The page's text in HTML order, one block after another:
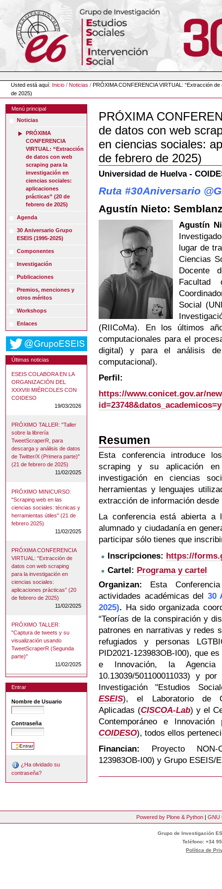
contenido.
navegación
Herramientas
Personales
Usted está aquí: Inicio /Noticias /PRÓXIMA CONFERENCIA VIRTUAL: “Extracción
de 2025)
Menú principal
Noticias
PRÓXIMA
CONFERENCIA
VIRTUAL: “Extracción
de datos con web
scraping para la
investigación en
ciencias sociales:
aplicaciones
prácticas” (20 de
febrero de 2025)
Agenda
30 Aniversario Grupo
ESEIS (1995-2025)
Componentes
Investigación
Publicaciones
Premios, menciones y
otros méritos
Workshops
Enlaces
Últimas noticias
ESEIS COLABORA EN LA
ORGANIZACIÓN DEL
XXXVIII MIÉRCOLES CON
COIDESO
19/03/2026
PRÓXIMO TALLER: "Taller
sobre la librería
TweetScraperR, para
descarga y análisis de datos
de Twitter/X (Primera parte)"
(21 de febrero de 2025)
11/02/2025
PRÓXIMO MINICURSO:
"Scraping web en las
ciencias sociales: técnicas y
herramientas útiles" (21 de
febrero 2025)
11/02/2025
PRÓXIMA CONFERENCIA
VIRTUAL: “Extracción de
datos con web scraping
para la investigación en
ciencias sociales:
aplicaciones prácticas” (20
de febrero de 2025)
11/02/2025
PRÓXIMO TALLER:
"Captura de tweets y su
visualización usando
TweetScraperR (Segunda
parte)"
11/02/2025
Entrar
Nombre de Usuario
Contraseña
¿Ha olvidado su
contraseña?
PRÓXIMA
de datos con web
en ciencias sociales:
de febrero de 2025)
Universidad de Huelva -
Ruta #30Aniversario
Agustín Nieto:
Agustín
lugar de
Ciencias
Docente
Facultad
Social
(RIICoMa). En los últimos
computacionales para el
digital) y para el análisis de
computacional).
Perfil:
https://www.conicet.gov.ar/
Resumen
Esta conferencia introduce
scraping y su aplicación
investigación en ciencias
herramientas y lenguajes
extracción de información
La conferencia está abierta a
alumnado y ciudadanía en
participar sólo tienes que
Inscripciones: https://
Cartel: Programa y cartel
Organizan:
Esta
actividades académicas del 30
2025). Ha sido organizada
“Teorías de la conspiración y
patrones en narrativas y redes
refugiados y personas
PID2021-123983OB-I00), que
e Innovación, la Agencia
10.13039/501100011033) y
Investigación "Estudios
ESEIS),el Laboratorio de
Aplicadas (CISCOA-Lab) yel
Contemporáneo e
COIDESO), todos ellos
Financian:
Proyecto NON-
123983OB-I00) yGrupo ESEIS/
Powered by Plone & Python | GNU
Grupo de Investigación
Teléfono: +34
Política de